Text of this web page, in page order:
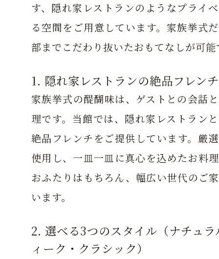
す、隠れ家レストランのようなプライ
る空間をご用意しています。家族挙式
部までこだわり抜いたおもてなしが可能
1. 隠れ家レストランの絶品フレンチ
家族挙式の醍醐味は、ゲストとの会話
理です。当館では、隠れ家レストラン
絶品フレンチをご提供しています。厳
使用し、一皿一皿に真心を込めたお料
おふたりはもちろん、幅広い世代のご
います。
2. 選べる3つのスタイル（ナチュ
ィーク・クラシック）